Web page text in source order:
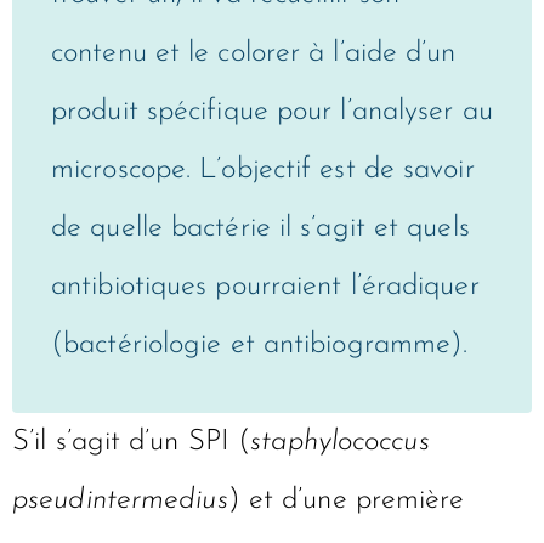
contenu et le colorer à l’aide d’un
produit spécifique pour l’analyser au
microscope. L’objectif est de savoir
de quelle bactérie il s’agit et quels
antibiotiques pourraient l’éradiquer
(bactériologie et antibiogramme).
S’il s’agit d’un SPI ( staphylococcus
pseudintermedius ) et d’une première